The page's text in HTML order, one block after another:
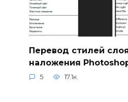
Перевод стилей
наложения
5 17.1к.